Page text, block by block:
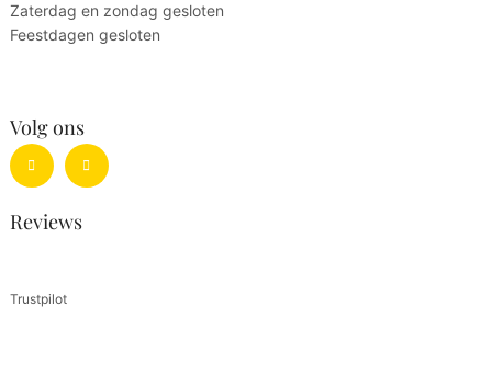
Zaterdag en zondag gesloten
Feestdagen gesloten
Volg ons
Reviews
Trustpilot